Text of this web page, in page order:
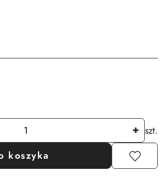
szt.
koszyka